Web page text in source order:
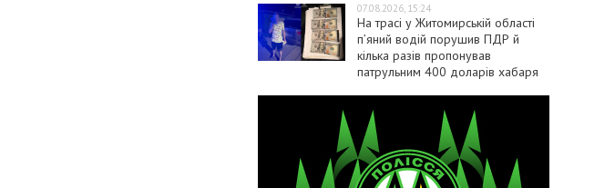
07.08.2026, 15:24
На трасі у Житомирській області
п’яний водій порушив ПДР й
кілька разів пропонував
патрульним 400 доларів хабаря